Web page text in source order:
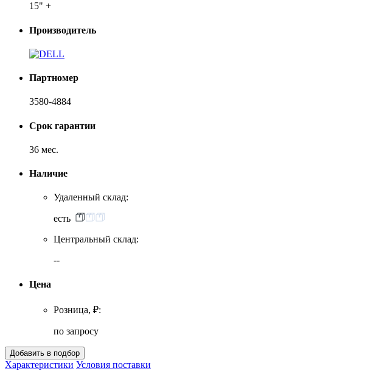
15" +
Производитель
Партномер
3580-4884
Срок гарантии
36 мес.
Наличие
Удаленный склад:
есть
Центральный склад:
--
Цена
Розница, ₽:
по запросу
Характеристики Условия поставки